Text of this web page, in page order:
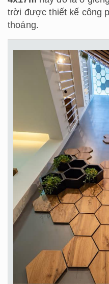
trời được thiết kế công
thoáng.